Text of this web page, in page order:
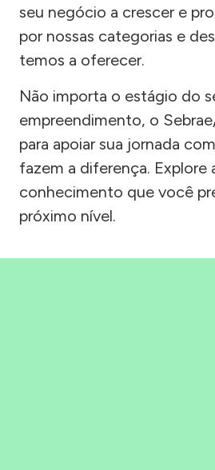
seu negócio a crescer e
por nossas categorias e
temos a oferecer.
Não importa o estágio do
empreendimento, o
para apoiar sua jornada
fazem a diferença. Explore
conhecimento que você
próximo nível.